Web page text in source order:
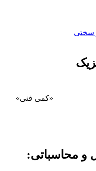
«کمی فنی»
و محاسباتی: